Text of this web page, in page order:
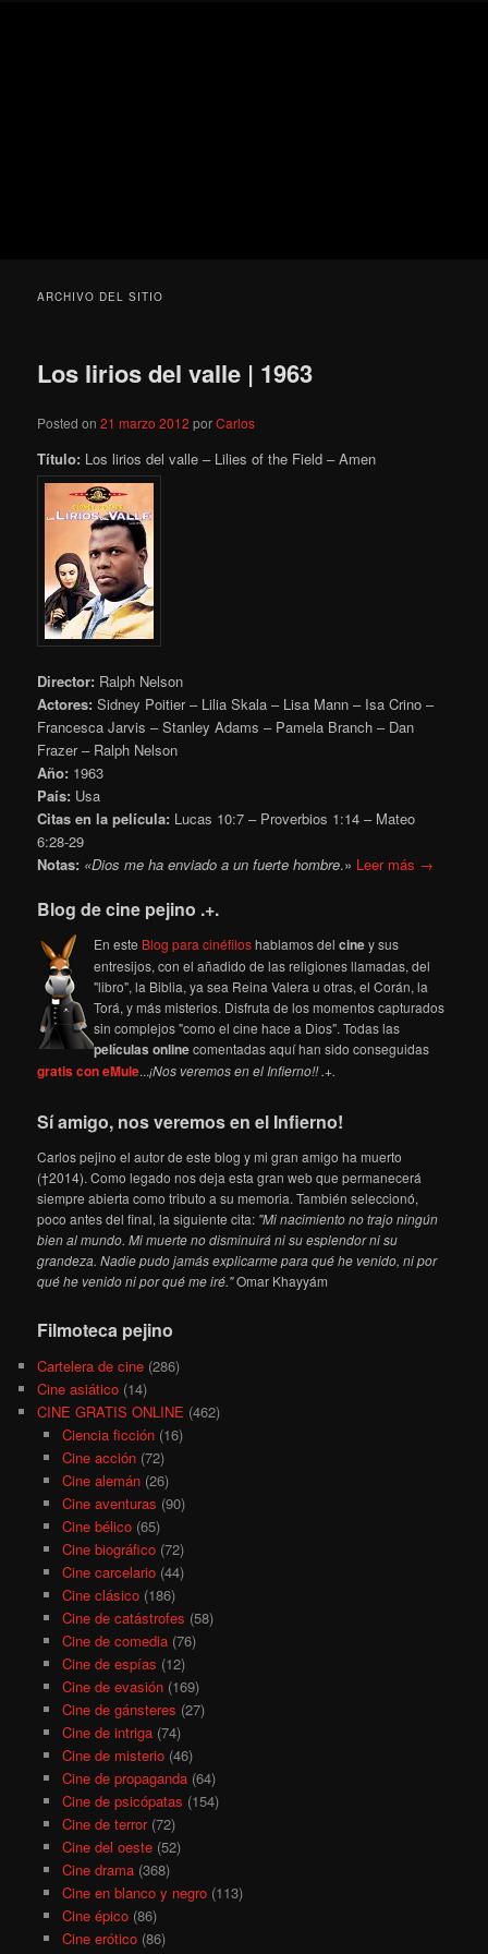
ARCHIVO DEL SITIO
Los lirios del valle | 1963
Posted on21 marzo 2012 porCarlos
Título: Los lirios del valle – Lilies of the Field – Amen
Director: Ralph Nelson
Actores: Sidney Poitier – Lilia Skala – Lisa Mann – Isa Crino –
Francesca Jarvis – Stanley Adams – Pamela Branch – Dan
Frazer – Ralph Nelson
Año: 1963
País: Usa
Citas en la película: Lucas 10:7 – Proverbios 1:14 – Mateo
6:28-29
Notas: «Dios me ha enviado a un fuertehombre.» Leer más →
Blog de cine pejino .+.
En este Blog para cinéfiloshablamos delciney sus
entresijos, con el añadido de las religiones llamadas, del
"libro", la Biblia, ya sea Reina Valera u otras, el Corán, la
Torá, y más misterios. Disfruta de los momentos capturados
sin complejos "como el cine hace a Dios". Todas las
películas onlinecomentadas aquí han sido conseguidas
gratis con eMule...¡Nos veremos en el Infierno!! .+.
Sí amigo, nos veremos en el Infierno!
Carlos pejino el autor de este blog y mi gran amigo ha muerto
(†2014). Como legado nos deja esta gran web que permanecerá
siempre abierta como tributo a su memoria. También seleccionó,
poco antes del final, la siguiente cita: "Mi nacimiento no trajo ningún
bien al mundo. Mi muerte no disminuirá ni su esplendor ni su
grandeza. Nadie pudo jamás explicarme para qué he venido, ni por
qué he venido ni por qué me iré."Omar Khayyám
Filmoteca pejino
Cartelera de cine (286)
Cine asiático (14)
CINE GRATIS ONLINE (462)
Ciencia ficción(16)
Cine acción(72)
Cine alemán(26)
Cine aventuras (90)
Cine bélico(65)
Cine biográfico(72)
Cine carcelario(44)
Cine clásico(186)
Cine de catástrofes (58)
Cine de comedia(76)
Cine de espías (12)
Cine de evasión(169)
Cine de gánsteres (27)
Cine de intriga(74)
Cine de misterio(46)
Cine de propaganda(64)
Cine de psicópatas (154)
Cine de terror(72)
Cine del oeste(52)
Cine drama(368)
Cine en blanco y negro(113)
Cine épico(86)
Cine erótico(86)